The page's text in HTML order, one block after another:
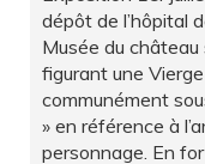
dépôt de l’hôpital
Musée du château
figurant une
communément
» en référence à
personnage. En